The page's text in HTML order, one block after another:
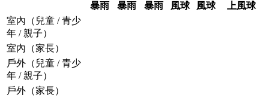
暴雨
暴雨
暴雨
風球
風球
上風球
室內（兒童 / 青少
年 / 親子）
室內（家長）
戶外（兒童 / 青少
年 / 親子）
戶外（家長）